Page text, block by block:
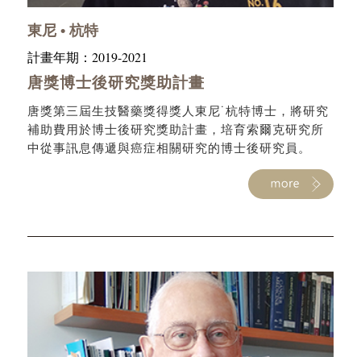
東尼 • 杭特
計畫年期： 2019-2021
唐獎博士後研究獎助計畫
唐獎第三屆生技醫藥獎得獎人東尼˙杭特博士，將研究
補助費用於博士後研究獎助計畫，培育索爾克研究所
中從事訊息傳遞與癌症相關研究的博士後研究員。